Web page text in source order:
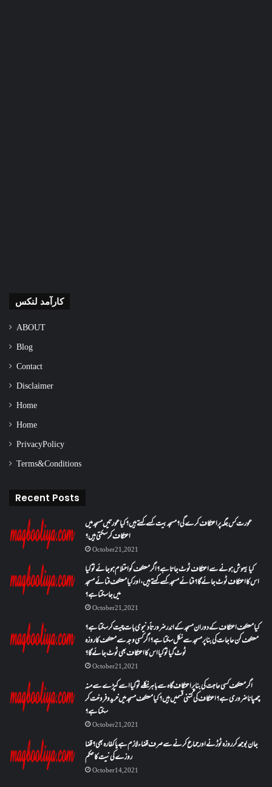
کارآمد لنکس
ABOUT
Blog
Contact
Disclaimer
Home
Home
Privacy Policy
Terms & Conditions
Recent Posts
عورت کس جگہ پر اعتکاف کرے گی؟مسجد بیت کسے کہتے ہیں؟کیا عورتیں مسجد میں
اعتکاف کر سکتی ہیں؟
October 21, 2021
کیا بیہوش ہونے سے اعتکاف ٹوٹ جاتا ہے؟ اگر معتکف کو احتلام ہو جائے تو کیا
اس کا اعتکاف ٹوٹ جائے گا؟فنائے مسجد کسے کہتے ہیں ، اور کیا معتکف فنائے مسجد
میں جا سکتا ہے؟
October 21, 2021
کیا معتکف اعتکاف کے دوران مسجد کے اندر ضرورتاً دنیوی بات چیت کر سکتا ہے؟
معتکف کن حاجات کی بنا پر مسجد سے نکل سکتا ہے؟ اگر کسی وجہ سے معتکف کا روزہ
ٹوٹ گیا تو کیا اس کا اعتکاف بھی ٹوٹ جائے گا؟
October 21, 2021
اگر معتکف کسی حاجت کی بنا پر اعتکاف گاہ سے باہر نکلے تو کیا اسے کپڑے سے منہ
چھپانا ضروری ہے؟اعتکاف کی کتنی قسمیں ہیں؟کیا معتکف مسجد میں خرید و فروخت کر
سکتا ہے؟
October 21, 2021
جان بوجھ کر روزہ ٹوڑنے اور جماع کرنے سے صرف قضاء لازم ہے یا کفارہ بھی؟ قضا
روزے کی نیت کا حکم
October 14, 2021